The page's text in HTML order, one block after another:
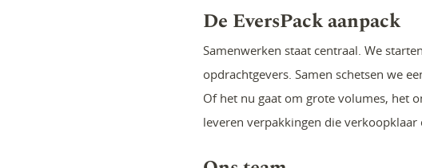
De EversPack aanpack
Samenwerken staat centraal. We
opdrachtgevers. Samen schetsen we
Of het nu gaat om grote volumes, het
leveren verpakkingen die verkoopklaar